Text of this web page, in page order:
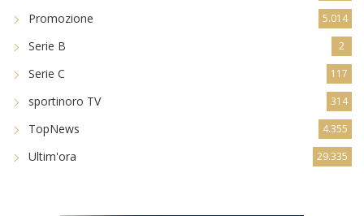
Promozione 5.014
Serie B 2
Serie C 117
sportinoro TV 314
TopNews 4.355
Ultim'ora 29.335